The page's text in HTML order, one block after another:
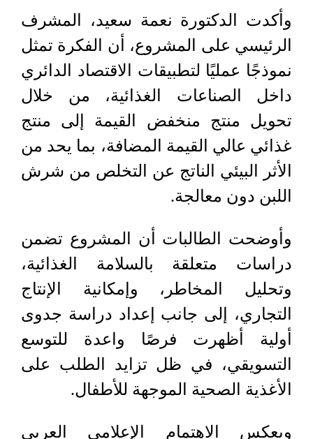
وأكدت الدكتورة نعمة سعيد، المشرف
الرئيسي على المشروع، أن الفكرة تمثل
نموذجًا عمليًا لتطبيقات الاقتصاد الدائري
داخل الصناعات الغذائية، من خلال
تحويل منتج منخفض القيمة إلى منتج
غذائي عالي القيمة المضافة، بما يحد من
الأثر البيئي الناتج عن التخلص من شرش
اللبن دون معالجة.
وأوضحت الطالبات أن المشروع تضمن
دراسات متعلقة بالسلامة الغذائية،
وتحليل المخاطر، وإمكانية الإنتاج
التجاري، إلى جانب إعداد دراسة جدوى
أولية أظهرت فرصًا واعدة للتوسع
التسويقي، في ظل تزايد الطلب على
الأغذية الصحية الموجهة للأطفال.
ويعكس الاهتمام الإعلامي العربي